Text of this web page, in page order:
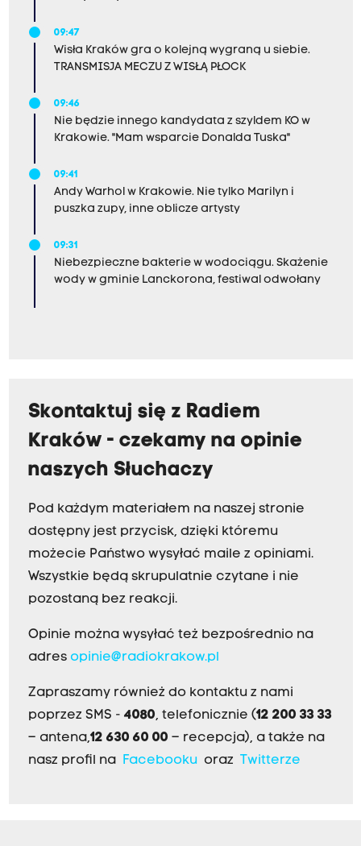
09:47
Wisła Kraków gra o kolejną wygraną u siebie.
TRANSMISJA MECZU Z WISŁĄ PŁOCK
09:46
Nie będzie innego kandydata z szyldem KO w
Krakowie. "Mam wsparcie Donalda Tuska"
09:41
Andy Warhol w Krakowie. Nie tylko Marilyn i
puszka zupy, inne oblicze artysty
09:31
Niebezpieczne bakterie w wodociągu. Skażenie
wody w gminie Lanckorona, festiwal odwołany
Skontaktuj się z Radiem
Kraków - czekamy na opinie
naszych Słuchaczy
Pod każdym materiałem na naszej stronie
dostępny jest przycisk, dzięki któremu
możecie Państwo wysyłać maile z opiniami.
Wszystkie będą skrupulatnie czytane i nie
pozostaną bez reakcji.
Opinie można wysyłać też bezpośrednio na
adres opinie@radiokrakow.pl
Zapraszamy również do kontaktu z nami
poprzez SMS - 4080, telefonicznie (12 200 33 33
– antena,12 630 60 00 – recepcja), a także na
nasz profil na Facebookuoraz Twitterze